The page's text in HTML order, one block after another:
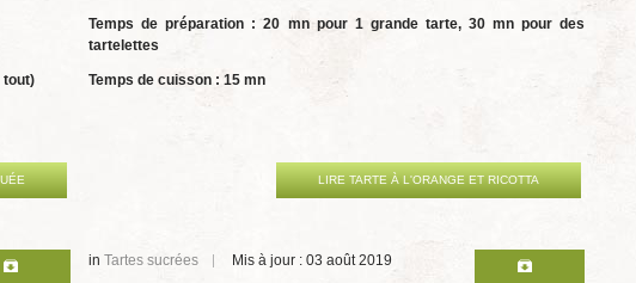
tout)
Temps de préparation : 20 mn pour 1 grande tarte, 30 mn pour des
tartelettes
Temps de cuisson : 15 mn
LIRE TARTE À L'ORANGE ET RICOTTA
inTartes sucrées Mis à jour : 03 août 2019